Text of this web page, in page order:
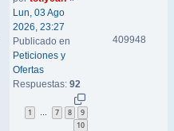
Lun, 03 Ago
2026, 23:27
Publicado en
Peticiones y
Ofertas
Respuestas: 92
1 7 8
9
10
409948